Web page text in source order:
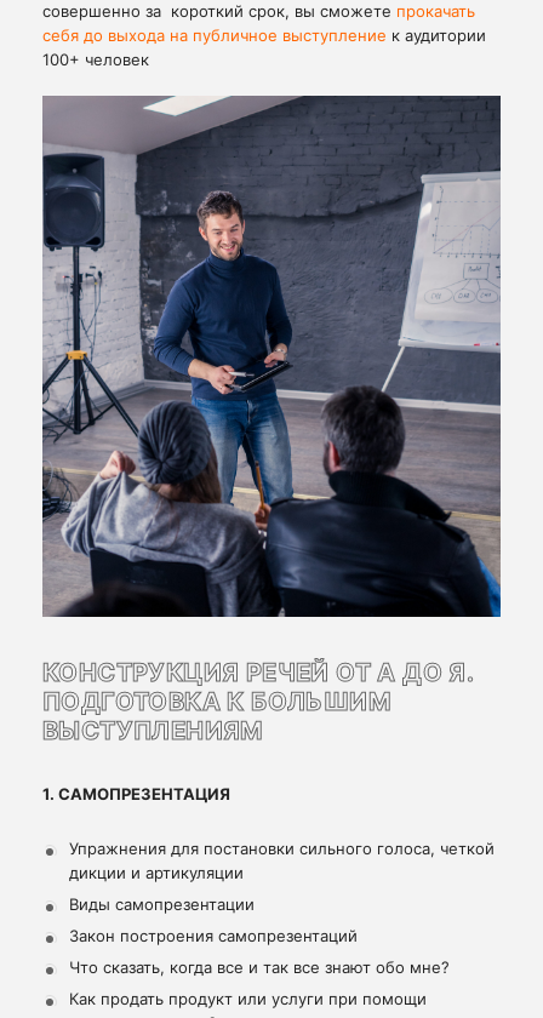
совершенно за короткий срок, вы сможете прокачать
себя до выхода на публичное выступление к аудитории
100+ человек
КОНСТРУКЦИЯ РЕЧЕЙ ОТ А ДО Я.
ПОДГОТОВКА К БОЛЬШИМ
ВЫСТУПЛЕНИЯМ
1. САМОПРЕЗЕНТАЦИЯ
Упражнения для постановки сильного голоса, четкой
дикции и артикуляции
Виды самопрезентации
Закон построения самопрезентаций
Что сказать, когда все и так все знают обо мне?
Как продать продукт или услуги при помощи